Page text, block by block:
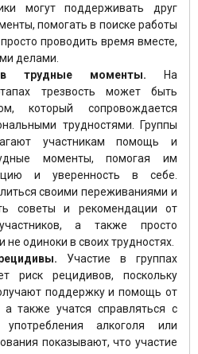
могут поддерживать друг
помогать в поиске работы
проводить время вместе,
делами.
трудные моменты. На
трезвость может быть
который сопровождается
трудностями. Группы
участникам помощь и
моменты, помогая им
и уверенность в себе.
своими переживаниями и
советы и рекомендации от
а также просто
не одиноки в своих трудностях.
Участие в группах
риск рецидивов, поскольку
поддержку и помощь от
а также учатся справляться с
алкоголя или
показывают, что участие